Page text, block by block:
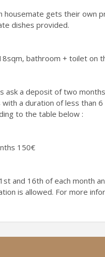
housemate gets their own
dishes provided.
bathroom + toilet on
ask a deposit of two
a duration of less than
to the table below :
150€
and 16th of each month
is allowed. For more